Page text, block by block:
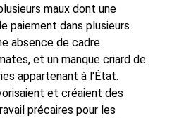
maux dont une
paiement dans plusieurs
absence de cadre
et un manque criard de
appartenant à l'État.
et créaient des
précaires pour les